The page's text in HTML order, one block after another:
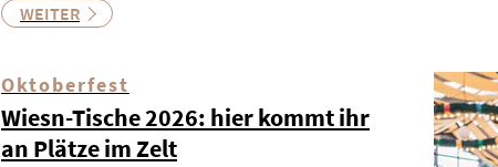
WEITER
Oktoberfest
Wiesn-Tische 2026: hier kommt ihr
an Plätze im Zelt